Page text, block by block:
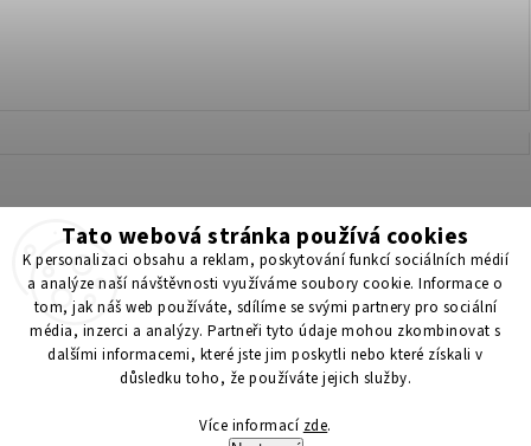
Tato webová stránka používá cookies
K personalizaci obsahu a reklam, poskytování funkcí sociálních médií
a analýze naší návštěvnosti využíváme soubory cookie. Informace o
tom, jak náš web používáte, sdílíme se svými partnery pro sociální
média, inzerci a analýzy. Partneři tyto údaje mohou zkombinovat s
dalšími informacemi, které jste jim poskytli nebo které získali v
důsledku toho, že používáte jejich služby.
Více informací zde.
Získejte 200 Kč na svůj první nákup 💛 Zapojte se do BONUS
programu a nakupujte levněji!
Copyright 2026 ScenticS.cz. Všechna práva vyhrazena.
Upravit nastavení cookies
VytvořilShoptet| DesignShoptak.cz